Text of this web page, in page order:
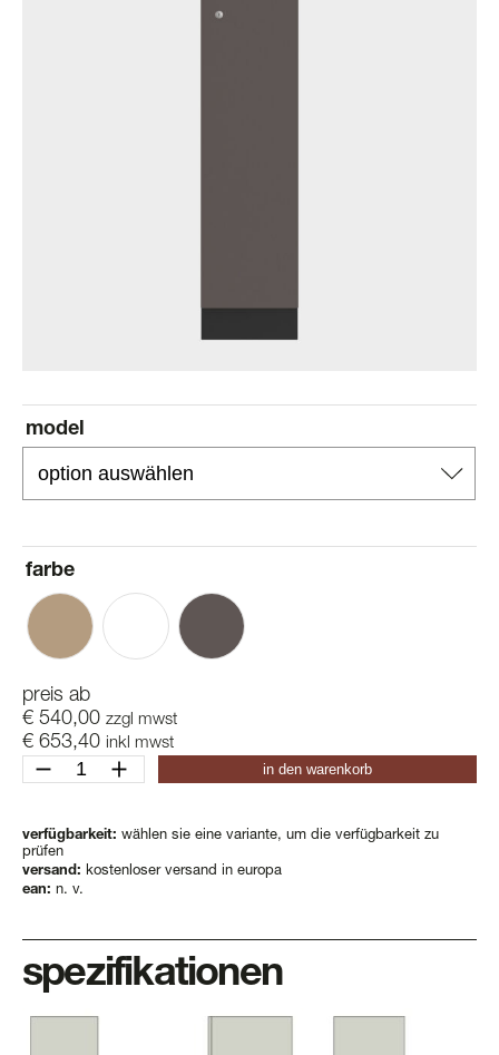
model
farbe
preis ab
€ 540,00 zzgl mwst
€ 653,40 inkl mwst
aquarius
hg
in den warenkorb
verfügbarkeit: wählen sie eine variante, um die verfügbarkeit zu
prüfen
versand: kostenloser versand in europa
ean: n. v.
spezifikationen